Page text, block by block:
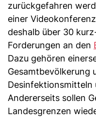
zurückgefahren
einer
deshalb über 30
Forderungen an den
Dazu gehören
Gesamtbevölkerung
Desinfektionsmitteln
Andererseits sollen
Landesgrenzen